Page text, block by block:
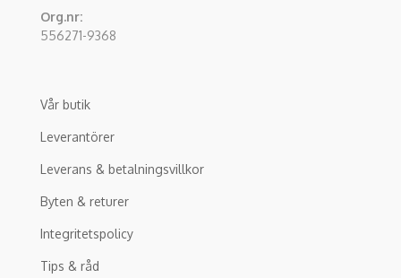
Org.nr:
556271-9368
Vår butik
Leverantörer
Leverans & betalningsvillkor
Byten & returer
Integritetspolicy
Tips & råd